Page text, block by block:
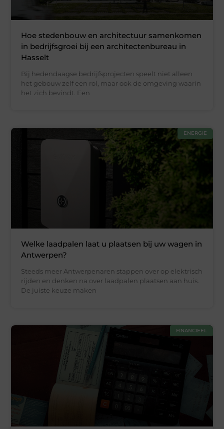
Hoe stedenbouw en architectuur samenkomen
in bedrijfsgroei bij een architectenbureau in
Hasselt
Bij hedendaagse bedrijfsprojecten speelt niet alleen
het gebouw zelf een rol, maar ook de omgeving waarin
het zich bevindt. Een
ENERGIE
Welke laadpalen laat u plaatsen bij uw wagen in
Antwerpen?
Steeds meer Antwerpenaren stappen over op elektrisch
rijden en denken na over laadpalen plaatsen aan huis.
De juiste keuze maken
FINANCIEEL